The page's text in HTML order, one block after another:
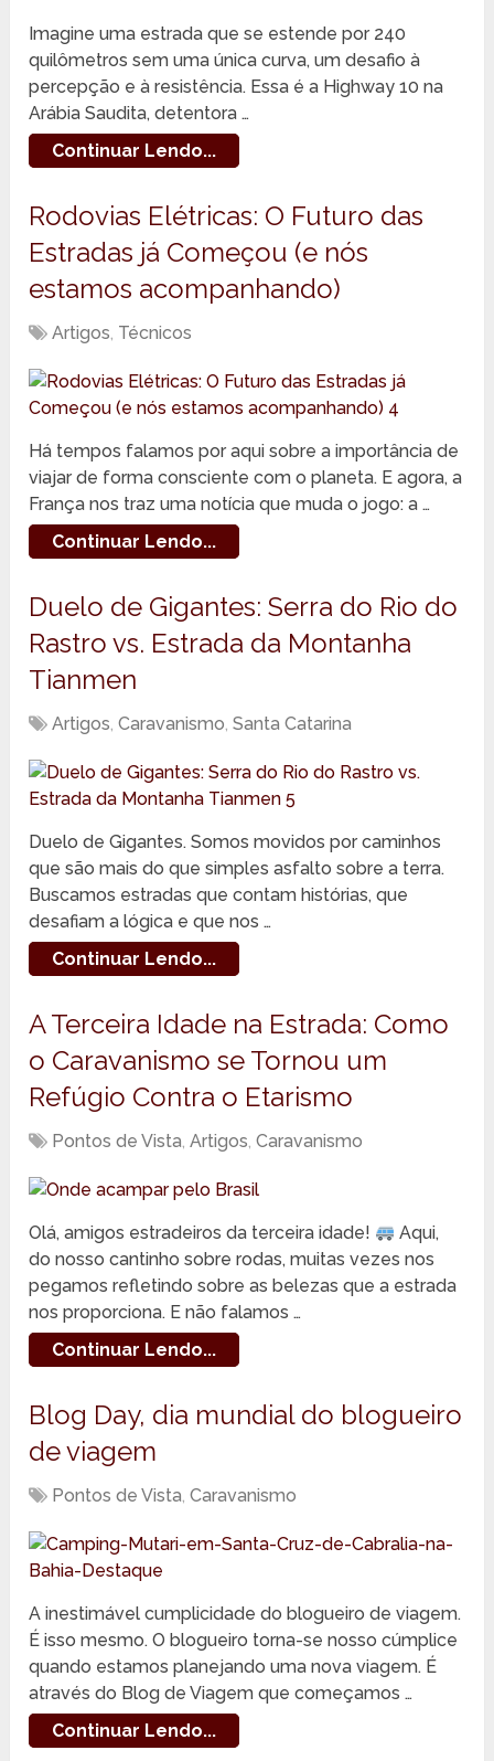
Imagine uma estrada que se estende por 240
quilômetros sem uma única curva, um desafio à
percepção e à resistência. Essa é a Highway 10 na
Arábia Saudita, detentora …
Continuar Lendo...
Rodovias Elétricas: O Futuro das
Estradas já Começou (e nós
estamos acompanhando)
Artigos, Técnicos
Há tempos falamos por aqui sobre a importância de
viajar de forma consciente com o planeta. E agora, a
França nos traz uma notícia que muda o jogo: a …
Continuar Lendo...
Duelo de Gigantes: Serra do Rio do
Rastro vs. Estrada da Montanha
Tianmen
Artigos,Caravanismo,Santa Catarina
Duelo de Gigantes. Somos movidos por caminhos
que são mais do que simples asfalto sobre a terra.
Buscamos estradas que contam histórias, que
desafiam a lógica e que nos …
Continuar Lendo...
A Terceira Idade na Estrada: Como
o Caravanismo se Tornou um
Refúgio Contra o Etarismo
Pontos de Vista,Artigos,Caravanismo
Olá, amigos estradeiros da terceira idade!
Aqui,
do nosso cantinho sobre rodas, muitas vezes nos
pegamos refletindo sobre as belezas que a estrada
nos proporciona. E não falamos …
Continuar Lendo...
Blog Day, dia mundial do blogueiro
de viagem
Pontos de Vista,Caravanismo
A inestimável cumplicidade do blogueiro de viagem.
É isso mesmo. O blogueiro torna-se nosso cúmplice
quando estamos planejando uma nova viagem. É
através do Blog de Viagem que começamos …
Continuar Lendo...